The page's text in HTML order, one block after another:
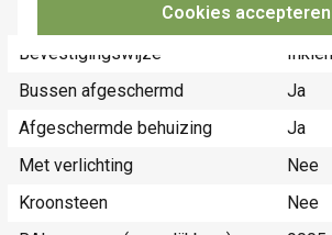
Cookies accepteren
Bevestigingswijze
Bussen afgeschermd
Ja
Afgeschermde behuizing
Ja
Met verlichting
Nee
Kroonsteen
Nee